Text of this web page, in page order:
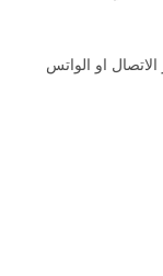
او الواتس